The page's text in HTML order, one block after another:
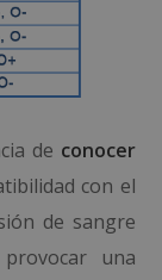
de conocer
con el
de sangre
una